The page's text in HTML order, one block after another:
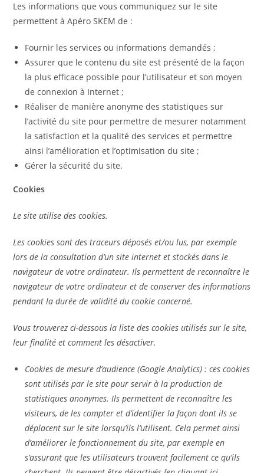
Les informations que vous communiquez sur le site
permettent à Apéro SKEM de :
Fournir les services ou informations demandés ;
Assurer que le contenu du site est présenté de la façon
la plus efficace possible pour l’utilisateur et son moyen
de connexion à Internet ;
Réaliser de manière anonyme des statistiques sur
l’activité du site pour permettre de mesurer notamment
la satisfaction et la qualité des services et permettre
ainsi l’amélioration et l’optimisation du site ;
Gérer la sécurité du site.
Cookies
Le site utilise des cookies.
Les cookies sont destraceurs déposés et/ou lus, par exemple
lors de la consultation d’un site internet et stockés dans le
navigateur de votre ordinateur. Ils permettent de reconnaître le
navigateur de votre ordinateur et de conserver des informations
pendant la durée de validité du cookie concerné.
Vous trouverez ci-dessous la liste des cookies utilisés sur le site,
leur finalité et comment les désactiver.
Cookies de mesure d’audience (Google Analytics) : ces cookies
sont utilisés par le site pourservir à la production de
statistiques anonymes. Ils permettent de reconnaître les
visiteurs, de les compter et d’identifier la façon dont ils se
déplacent sur le site lorsqu’ils l’utilisent. Cela permet ainsi
d’améliorer le fonctionnement du site, par exemple en
s’assurant que les utilisateurs trouvent facilement ce qu’ils